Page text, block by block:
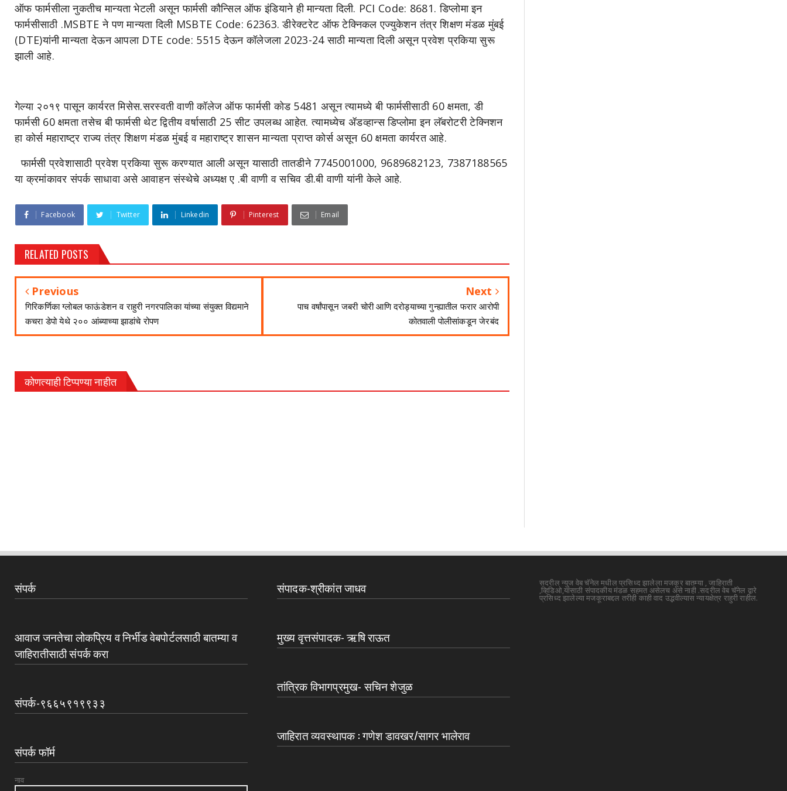
ऑफ फार्मसीला नुकतीच मान्यता भेटली असून फार्मसी कौन्सिल ऑफ इंडियाने ही मान्यता दिली. PCI Code: 8681. डिप्लोमा इन
फार्मसीसाठी .MSBTE ने पण मान्यता दिली MSBTE Code: 62363. डीरेक्टरेट ऑफ टेक्निकल एज्युकेशन तंत्र शिक्षण मंडळ मुंबई
(DTE)यांनी मान्यता देऊन आपला DTE code: 5515 देऊन कॉलेजला 2023-24 साठी मान्यता दिली असून प्रवेश प्रकिया सुरू
झाली आहे.
गेल्या २०१९ पासून कार्यरत मिसेस.सरस्वती वाणी कॉलेज ऑफ फार्मसी कोड 5481 असून त्यामध्ये बी फार्मसीसाठी 60 क्षमता, डी
फार्मसी 60 क्षमता तसेच बी फार्मसी थेट द्वितीय वर्षासाठी 25 सीट उपलब्ध आहेत. त्यामध्येच ॲडव्हान्स डिप्लोमा इन लॅबरोटरी टेक्निशन
हा कोर्स महाराष्ट्र राज्य तंत्र शिक्षण मंडळ मुंबई व महाराष्ट्र शासन मान्यता प्राप्त कोर्स असून 60 क्षमता कार्यरत आहे.
फार्मसी प्रवेशासाठी प्रवेश प्रकिया सुरू करण्यात आली असून यासाठी तातडीने 7745001000, 9689682123, 7387188565
या क्रमांकावर संपर्क साधावा असे आवाहन संस्थेचे अध्यक्ष ए .बी वाणी व सचिव डी.बी वाणी यांनी केले आहे.
Facebook Twitter Linkedin Pinterest Email
RELATED POSTS
Previous
गिरिकर्णिका ग्लोबल फाऊंडेशन व राहुरी नगरपालिका यांच्या संयुक्त विद्यमाने
कचरा डेपो येथे २०० आंब्याच्या झाडांचे रोपण
Next
पाच वर्षांपासून जबरी चोरी आणि दरोड्याच्या गुन्ह्यातील फरार आरोपी
कोतवाली पोलीसांकडून जेरबंद
कोणत्याही टिप्पण्‍या नाहीत
संपर्क
आवाज जनतेचा लोकप्रिय व निर्भीड वेबपोर्टलसाठी बातम्या व
जाहिरातीसाठी संपर्क करा
संपर्क-९६६५९१९९३३
संपर्क फॉर्म
नाव
संपादक-श्रीकांत जाधव
मुख्य वृत्तसंपादक- ऋषि राऊत
तांत्रिक विभागप्रमुख- सचिन शेजुळ
जाहिरात व्यवस्थापक : गणेश डावखर/सागर भालेराव
सदरील न्युज वेब चॅनेल मधील प्रसिध्द झालेला मजकूर बातम्या , जाहिराती
,व्हिडिओ,यांसाठी संपादकीय मंडळ सहमत असेलच असे नाही .सदरील वेब चॅनेल द्वारे
प्रसिध्द झालेल्या मजकूराबद्दल तरीही काही वाद उद्भवील्यास न्यायक्षेत्र राहुरी राहील.